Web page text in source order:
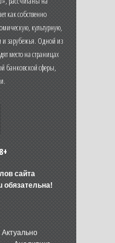
как собственно
культурную,
и зарубежья. Одной из
место на страницах
банковской сферы,
сайта
обязательна!
Актуально